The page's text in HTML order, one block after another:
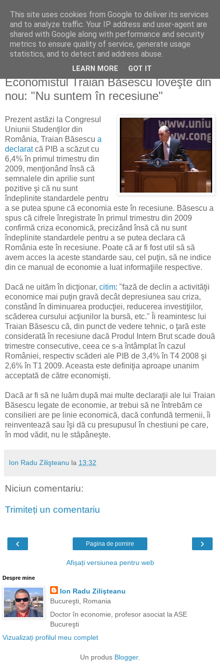
Reflecţii economice
blog de reflecţii, informaţii şi opinii economice
sâmbătă, 16 mai 2009
Economistul Traian Băsescu loveşte din
nou: "Nu suntem în recesiune"
Prezent astăzi la Congresul
Uniunii Studenţilor din
România, Traian Băsescu a
declaratcă PIB a scăzut cu
6,4% în primul trimestru din
2009, menţionând însă că
semnalele din aprilie sunt
pozitive şi că nu sunt
îndeplinite standardele pentru
a se putea spune că economia este în recesiune. Băsescu a
spus că cifrele înregistrate în primul trimestru din 2009
confirmă criza economică, precizând însă că nu sunt
îndeplinite standardele pentru a se putea declara că
România este în recesiune. Poate că ar fi fost util să să
avem acces la aceste standarde sau, cel puţin, să ne indice
din ce manual de economie a luat informaţiile respective.
Dacă ne uităm în dicţionar, citim: "fază de declin a activităţii
economice mai puţin gravă decât depresiunea sau criza,
constând în diminuarea producţiei, reducerea investiţiilor,
scăderea cursului acţiunilor la bursă, etc." Îi reamintesc lui
Traian Băsescu că, din punct de vedere tehnic, o ţară este
considerată în recesiune dacă Produl Intern Brut scade două
trimestre consecutive, ceea ce s-a întâmplat în cazul
României, respectiv scăderi ale PIB de 3,4% în T4 2008 şi
2,6% în T1 2009. Aceasta este definiţia aproape unanim
acceptată de către economişti.
Dacă ar fi să ne luăm după mai multe declaraţii ale lui Traian
Băsescu legate de economie, ar trebui să ne întrebăm ce
consilieri are pe linie economică, dacă confundă termenii, îi
reinventează sau îşi dă cu presupusul în chestiuni pe care,
în mod vădit, nu le stăpâneşte.
Ion Radu Zilişteanu la 13:32
Niciun comentariu:
Trimiteți un comentariu
‹ ›
Pagina de pornire
Afișați versiunea pentru web
Despre mine
Ion Radu Zilişteanu
Bucureşti, Romania
Doctor în economie, profesor asociat la ASE
Bucureşti
Vizualizați profilul meu complet
Un produs Blogger.
This site uses cookies from Google to deliver its services
and to analyze traffic. Your IP address and user-agent are
shared with Google along with performance and security
metrics to ensure quality of service, generate usage
statistics, and to detect and address abuse.
LEARN MORE GOT IT